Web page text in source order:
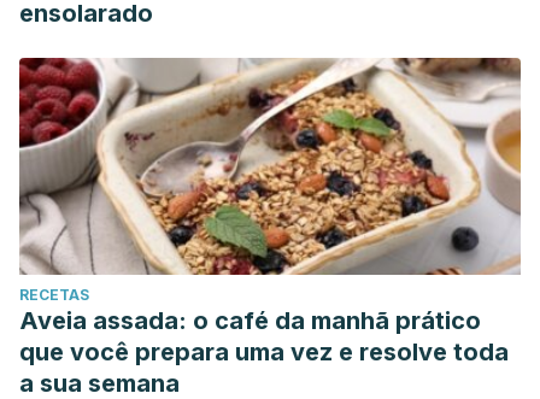
ensolarado
RECETAS
Aveia assada: o café da manhã prático
que você prepara uma vez e resolve toda
a sua semana